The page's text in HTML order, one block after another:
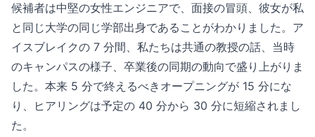
候補者は中堅の女性エンジニアで、面接の冒頭、彼女が私
と同じ大学の同じ学部出身であることがわかりました。ア
イスブレイクの 7 分間、私たちは共通の教授の話、当時
のキャンパスの様子、卒業後の同期の動向で盛り上がりま
した。本来 5 分で終えるべきオープニングが 15 分にな
り、ヒアリングは予定の 40 分から 30 分に短縮されまし
た。